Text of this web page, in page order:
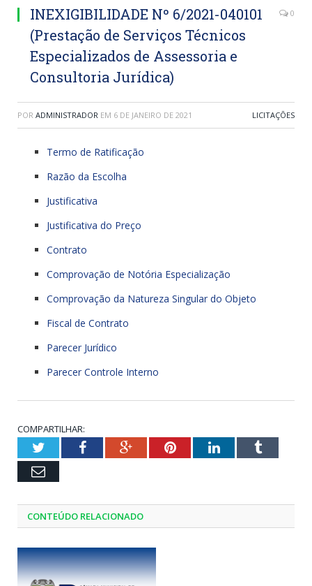
INEXIGIBILIDADE Nº 6/2021-040101
(Prestação de Serviços Técnicos
Especializados de Assessoria e
Consultoria Jurídica)
0
POR ADMINISTRADOR EM 6 DE JANEIRO DE 2021 LICITAÇÕES
Termo de Ratificação
Razão da Escolha
Justificativa
Justificativa do Preço
Contrato
Comprovação de Notória Especialização
Comprovação da Natureza Singular do Objeto
Fiscal de Contrato
Parecer Jurídico
Parecer Controle Interno
COMPARTILHAR:
TwitterFacebookGoogle+PinterestLinkedInTumblr
Email
CONTEÚDO RELACIONADO